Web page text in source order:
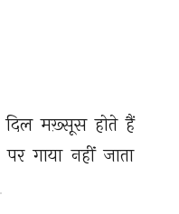
दिल मख़्सूस होते हैं
पर गाया नहीं जाता